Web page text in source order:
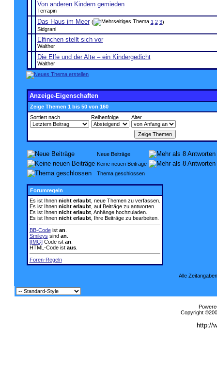
Von anderen Kindern gemieden
Terrapin
Das Haus im Meer ( 1 2 3)
Sidgrani
Elfinchen stellt sich vor
Walther
Die Elfe und der Alte – ein Kindergedicht
Walther
Anzeige-Eigenschaften
Zeige Themen 1 bis 50 von 160
Sortiert nach
Reihenfolge Alter
Neue Beiträge
Keine neuen Beiträge
Thema geschlossen
Forumregeln
Es ist Ihnen nicht erlaubt, neue Themen zu verfassen.
Es ist Ihnen nicht erlaubt, auf Beiträge zu antworten.
Es ist Ihnen nicht erlaubt, Anhänge hochzuladen.
Es ist Ihnen nicht erlaubt, Ihre Beiträge zu bearbeiten.
BB-Codeist an
Smileys sind an
[IMG]Code ist an
HTML-Code ist aus.
Foren-Regeln
Alle
Copyright
http://